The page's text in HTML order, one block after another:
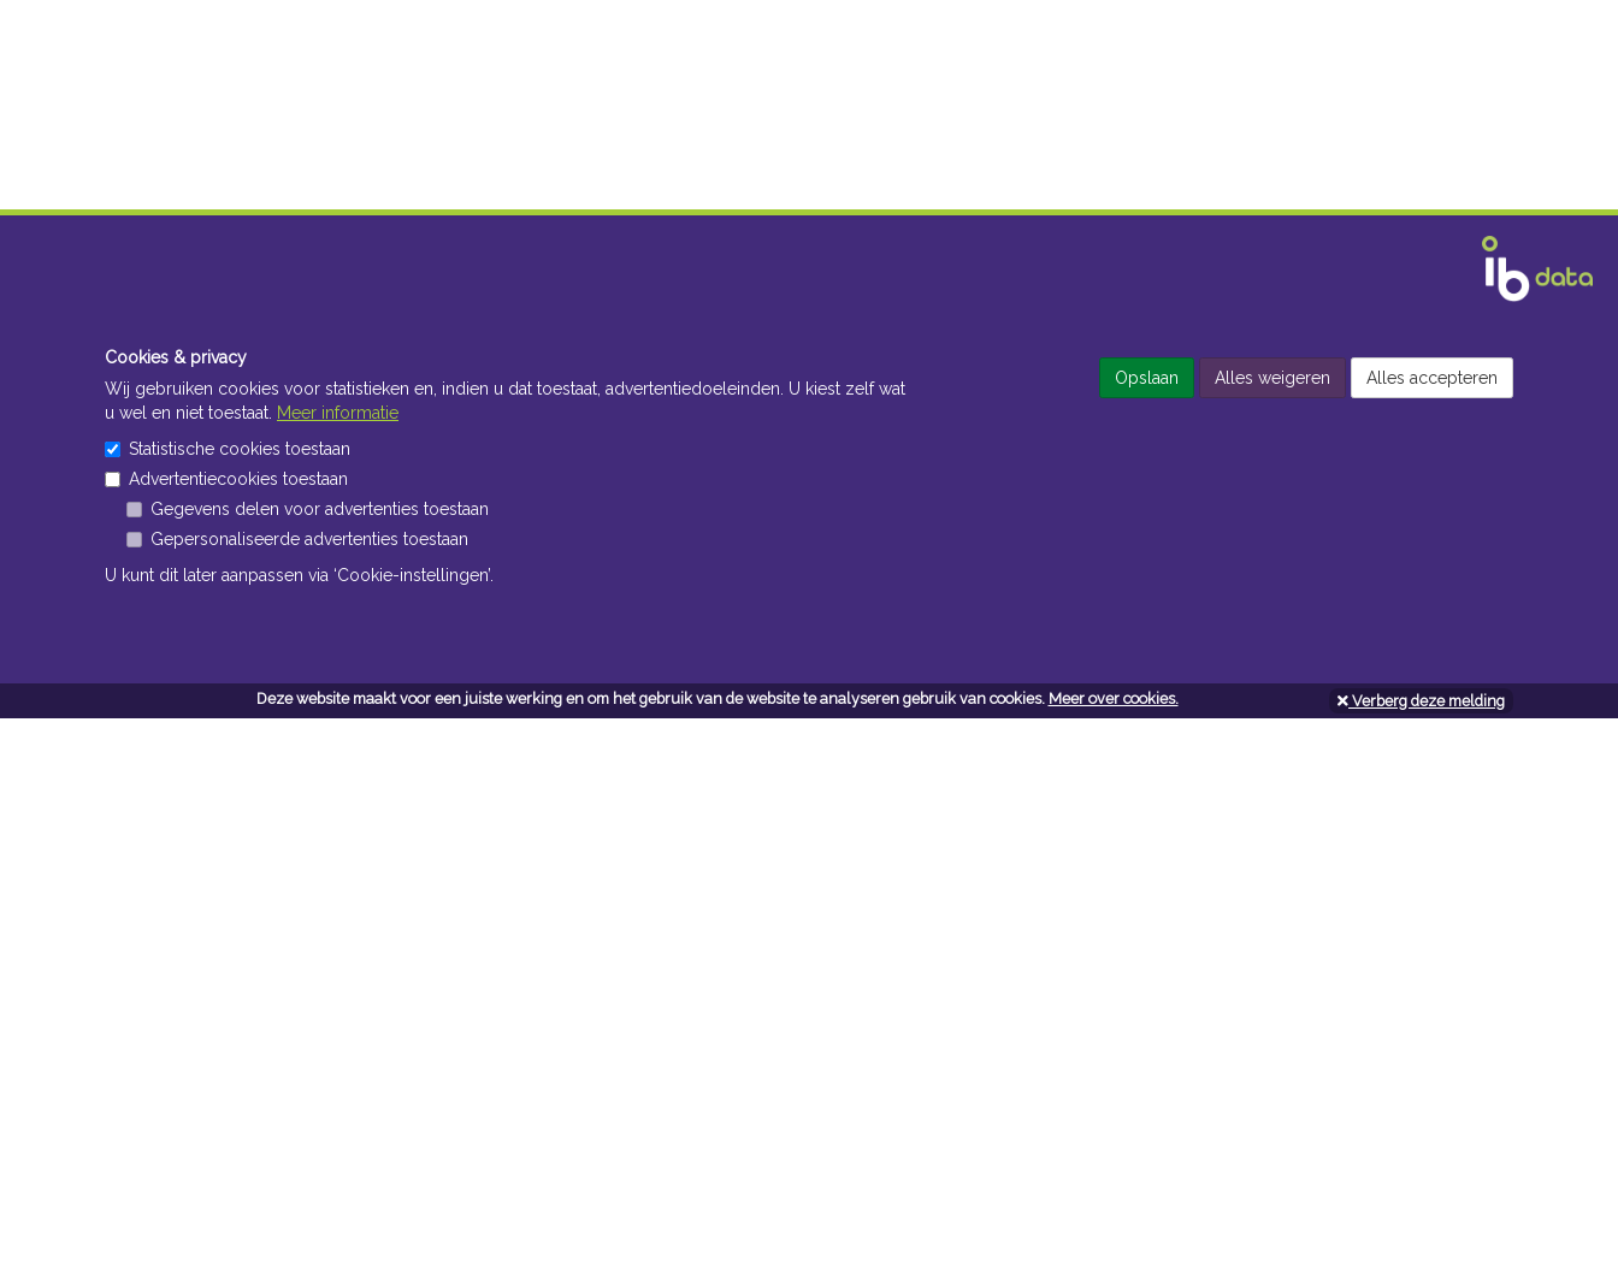
Deze website maakt voor een juiste werking en om het gebruik van de website te analyseren gebruik van cookies. Meer over cookies. Verberg deze melding
Cookies & privacy
Wij gebruiken cookies voor statistieken en, indien u dat toestaat, advertentiedoeleinden. U kiest zelf wat
u wel en niet toestaat. Meer informatie
Statistische cookies toestaan
Advertentiecookies toestaan
Gegevens delen voor advertenties toestaan
Gepersonaliseerde advertenties toestaan
U kunt dit later aanpassen via ‘Cookie-instellingen’.
Opslaan Alles weigeren Alles accepteren